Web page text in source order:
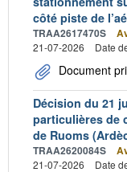
côté piste de
TRAA2617470S
21-07-2026
Date
Document
Décision du 21
particulières de
de Ruoms
TRAA2620084S
21-07-2026
Date